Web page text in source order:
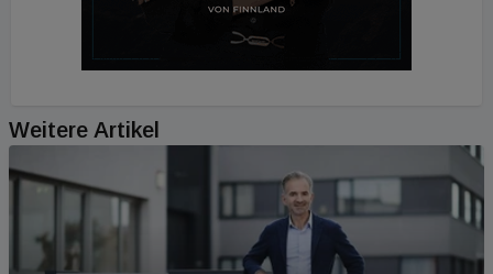
Weitere Artikel